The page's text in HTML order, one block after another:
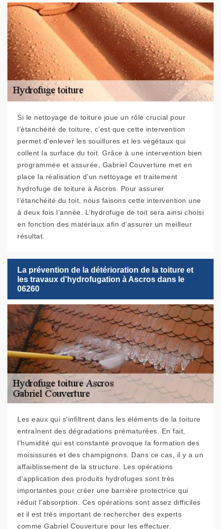
Si le nettoyage de toiture joue un rôle crucial pour
l’étanchéité de toiture, c’est que cette intervention
permet d’enlever les souillures et les végétaux qui
collent la surface du toit. Grâce à une intervention bien
programmée et assurée, Gabriel Couverture met en
place la réalisation d’un nettoyage et traitement
hydrofuge de toiture à Ascros. Pour assurer
l’étanchéité du toit, nous faisons cette intervention une
à deux fois l’année. L’hydrofuge de toit sera ainsi choisi
en fonction des matériaux afin d’assurer un meilleur
résultat.
La prévention de la détérioration de la toiture et
les travaux d'hydrofugation à Ascros dans le
06260
Les eaux qui s'infiltrent dans les éléments de la toiture
entraînent des dégradations prématurées. En fait,
l'humidité qui est constante provoque la formation des
moisissures et des champignons. Dans ce cas, il y a un
affaiblissement de la structure. Les opérations
d'application des produits hydrofuges sont très
importantes pour créer une barrière protectrice qui
réduit l'absorption. Ces opérations sont assez difficiles
et il est très important de rechercher des experts
comme Gabriel Couverture pour les effectuer.